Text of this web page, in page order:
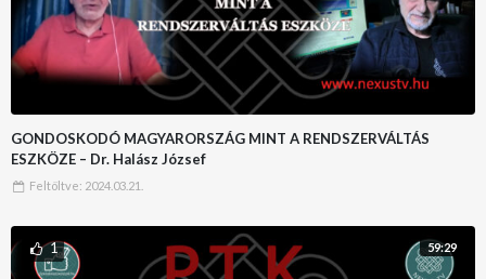
GONDOSKODÓ MAGYARORSZÁG MINT A RENDSZERVÁLTÁS
ESZKÖZE – Dr. Halász József
Feltöltve: 2024.03.21.
59:29
1